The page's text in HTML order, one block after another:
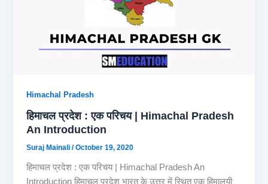
Himachal Pradesh
हिमाचल प्रदेश : एक परिचय | Himachal Pradesh
An Introduction
Suraj Mainali/October 19, 2020
हिमाचल प्रदेश : एक परिचय | Himachal Pradesh An
Introduction हिमाचल प्रदेश भारत के उत्तर में स्थित एक हिमालयी